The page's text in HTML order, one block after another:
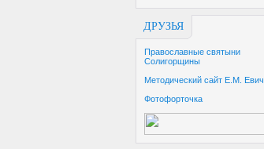
ДРУЗЬЯ
Православные святыни
Солигорщины
Методический сайт Е.М. Евич
Фотофорточка